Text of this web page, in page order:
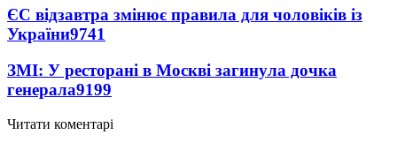
ЄС відзавтра змінює правила для чоловіків із
України9741
ЗМІ: У ресторані в Москві загинула дочка
генерала9199
Читати коментарі